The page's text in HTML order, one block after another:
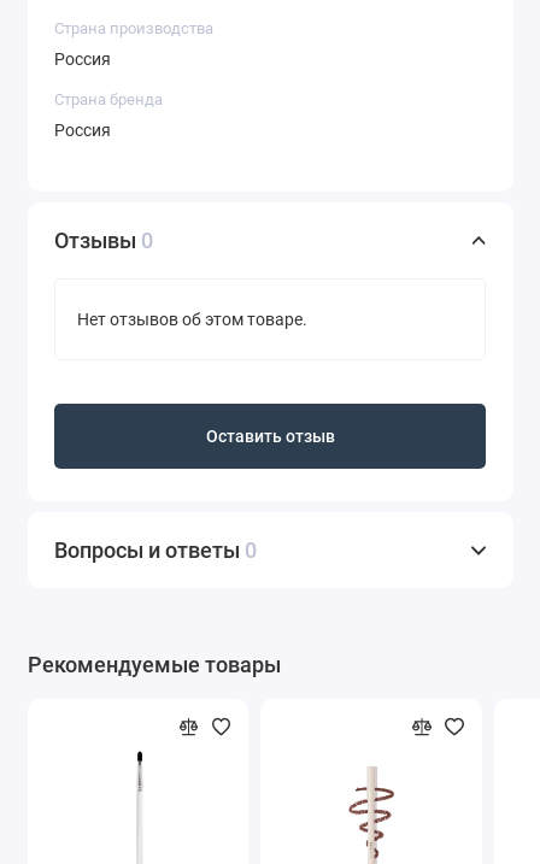
Страна производства
Россия
Страна бренда
Россия
Отзывы 0
Нет отзывов об этом товаре.
Оставить отзыв
Вопросы и ответы 0
Рекомендуемые товары